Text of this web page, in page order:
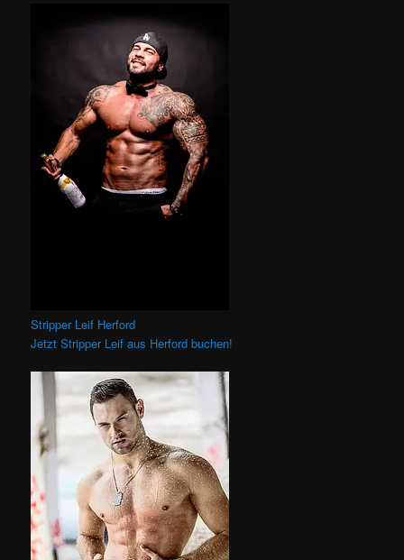
Stripper Leif Herford
Jetzt Stripper Leif aus Herford buchen!